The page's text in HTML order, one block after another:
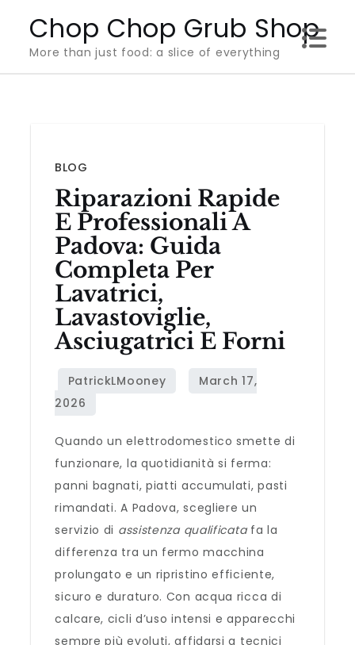
content
Chop Chop Grub Shop
More than just food: a slice of everything
BLOG
Riparazioni Rapide
E Professionali A
Padova: Guida
Completa Per
Lavatrici,
Lavastoviglie,
Asciugatrici E Forni
Quando un elettrodomestico smette di
funzionare, la quotidianità si ferma:
panni bagnati, piatti accumulati, pasti
rimandati. A Padova, scegliere un
servizio di assistenza qualificatafa la
differenza tra un fermo macchina
prolungato e un ripristino efficiente,
sicuro e duraturo. Con acqua ricca di
calcare, cicli d’uso intensi e apparecchi
sempre più evoluti, affidarsi a tecnici